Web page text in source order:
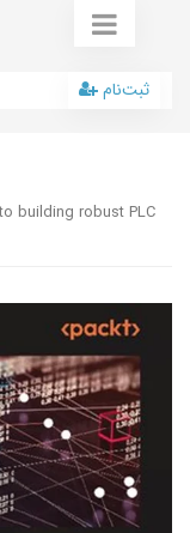
ثبت‌نام
building robust PLC